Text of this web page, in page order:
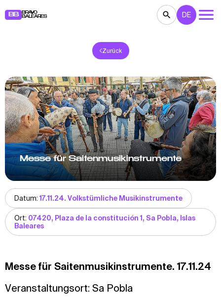
BB
BRAVO
BALEARES
THEATER
RESTAURANTS MÄRKTE PARTEIEN
FÜR KINDER BB NOTE
DE
Zurück
Messe für Saitenmusikinstrumente
Datum:17.11.24. Volkstümliche Musikinstrumente
Ort: 07420, Plaza de la constitución 1, Sa Pobla, Islas
Baleares
Messe für Saitenmusikinstrumente. 17.11.24
Veranstaltungsort: Sa Pobla